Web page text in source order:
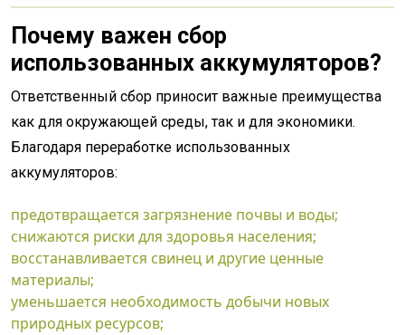
Почему важен сбор
использованных аккумуляторов?
Ответственный сбор приносит важные преимущества
как для окружающей среды, так и для экономики.
Благодаря переработке использованных
аккумуляторов:
предотвращается загрязнение почвы и воды;
снижаются риски для здоровья населения;
восстанавливается свинец и другие ценные
материалы;
уменьшается необходимость добычи новых
природных ресурсов;